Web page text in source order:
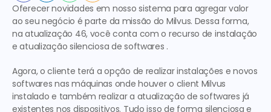
Oferecer novidades em nosso sistema para agregar valor
ao seu negócio é parte da missão do Milvus. Dessa forma,
na atualização 46, você conta com o recurso de instalação
e atualização silenciosa de softwares .
Agora, o cliente terá a opção de realizar instalações e novos
softwares nas máquinas onde houver o client Milvus
instalado e também realizar a atualização de softwares já
existentes nos dispositivos. Tudo isso de forma silenciosa e